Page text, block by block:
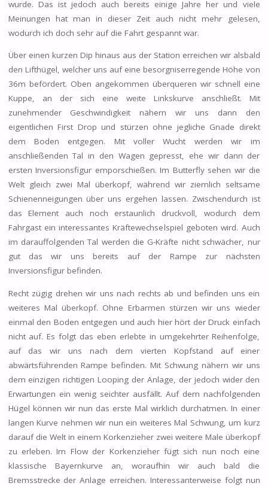
wurde. Das ist jedoch auch bereits einige Jahre her und viele
Meinungen hat man in dieser Zeit auch nicht mehr gelesen,
wodurch ich doch sehr auf die Fahrt gespannt war.
Über einen kurzen Dip hinaus aus der Station erreichen wir alsbald
den Lifthügel, welcher uns auf eine besorgniserregende Höhe von
36m befördert. Oben angekommen überqueren wir schnell eine
Kuppe, an der sich eine weite Linkskurve anschließt. Mit
zunehmender Geschwindigkeit nähern wir uns dann den
eigentlichen First Drop und stürzen ohne jegliche Gnade direkt
dem Boden entgegen. Mit voller Wucht werden wir im
anschließenden Tal in den Wagen gepresst, ehe wir dann der
ersten Inversionsfigur emporschießen. Im Butterfly sehen wir die
Welt gleich zwei Mal überkopf, während wir ziemlich seltsame
Schienenneigungen über uns ergehen lassen. Zwischendurch ist
das Element auch noch erstaunlich druckvoll, wodurch dem
Fahrgast ein interessantes Kräftewechselspiel geboten wird. Auch
im darauffolgenden Tal werden die G-Kräfte nicht schwächer, nur
gut das wir uns bereits auf der Rampe zur nächsten
Inversionsfigur befinden.
Recht zügig drehen wir uns nach rechts ab und befinden uns ein
weiteres Mal überkopf. Ohne Erbarmen stürzen wir uns wieder
einmal den Boden entgegen und auch hier hört der Druck einfach
nicht auf. Es folgt das eben erlebte in umgekehrter Reihenfolge,
auf das wir uns nach dem vierten Kopfstand auf einer
abwärtsführenden Rampe befinden. Mit Schwung nähern wir uns
dem einzigen richtigen Looping der Anlage, der jedoch wider den
Erwartungen ein wenig seichter ausfällt. Auf dem nachfolgenden
Hügel können wir nun das erste Mal wirklich durchatmen. In einer
langen Kurve nehmen wir nun ein weiteres Mal Schwung, um kurz
darauf die Welt in einem Korkenzieher zwei weitere Male überkopf
zu erleben. Im Flow der Korkenzieher fügt sich nun noch eine
klassische Bayernkurve an, woraufhin wir auch bald die
Bremsstrecke der Anlage erreichen. Interessanterweise folgt nun